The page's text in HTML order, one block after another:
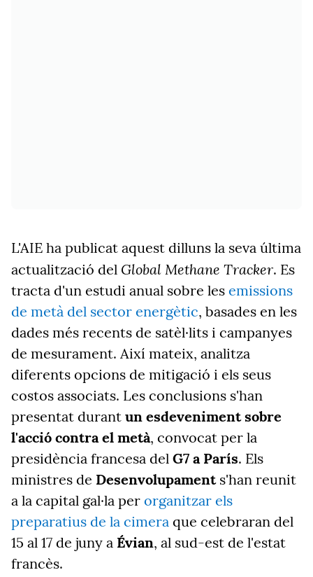
L'AIE ha publicat aquest dilluns la seva última
actualització del Global Methane Tracker. Es
tracta d'un estudi anual sobre les emissions
de metà del sector energètic, basades en les
dades més recents de satèl·lits i campanyes
de mesurament. Així mateix, analitza
diferents opcions de mitigació i els seus
costos associats. Les conclusions s'han
presentat durant un esdeveniment sobre
l'acció contra el metà, convocat per la
presidència francesa del G7 a París. Els
ministres de Desenvolupaments'han reunit
a la capital gal·la per organitzar els
preparatius de la cimera que celebraran del
15 al 17 de juny a Évian, al sud-est de l'estat
francès.